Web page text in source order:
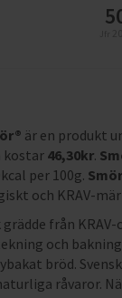
är en produkt
kostar 46,30kr.
per 100g.
och KRAV-
från
och
bröd.
råvaror.